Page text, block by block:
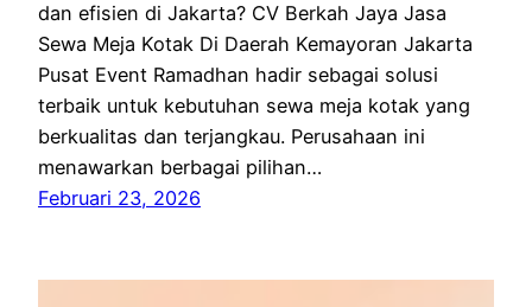
dan efisien di Jakarta? CV Berkah Jaya Jasa
Sewa Meja Kotak Di Daerah Kemayoran Jakarta
Pusat Event Ramadhan hadir sebagai solusi
terbaik untuk kebutuhan sewa meja kotak yang
berkualitas dan terjangkau. Perusahaan ini
menawarkan berbagai pilihan…
Februari 23, 2026